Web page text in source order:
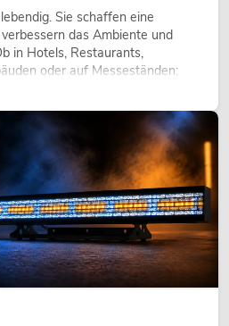
Sie schaffen eine
das Ambiente und
in Hotels, Restaurants,
oder auf Messeständen:
gehört heute längst zum